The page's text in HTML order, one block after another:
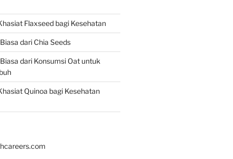
Flaxseed bagi Kesehatan
dari Chia Seeds
dari Konsumsi Oat untuk
Quinoa bagi Kesehatan